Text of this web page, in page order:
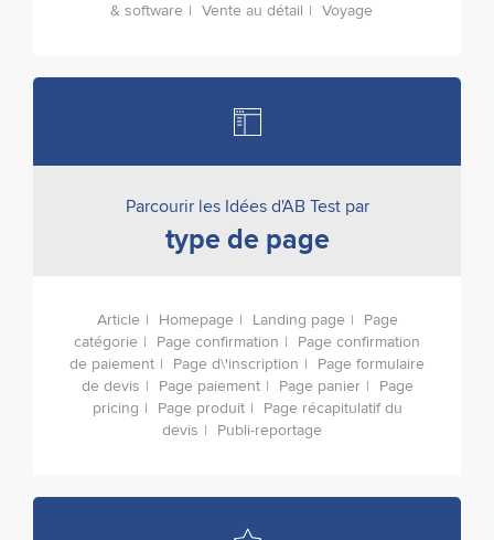
& software
Vente au détail Voyage
Parcourir les Idées d'AB Test par
type de page
Article Homepage Landing page
Page
catégorie
Page confirmation
Page confirmation
de paiement
Page d\'inscription
Page formulaire
de devis
Page paiement Page panier
Page
pricing
Page produit
Page récapitulatif du
devis
Publi-reportage